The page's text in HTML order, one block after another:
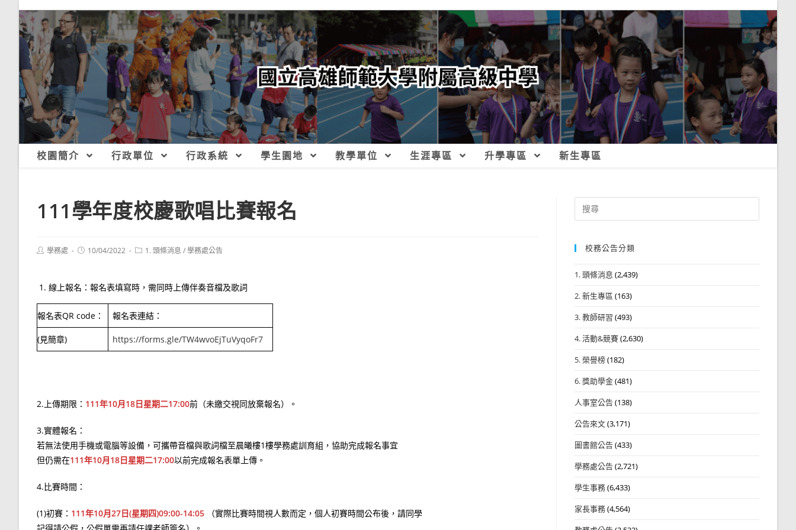
校園簡介 行政單位 行政系統 學生園地 教學單位 生涯專區 升學專區 新生專區
111學年度校慶歌唱比賽報名
Post學務處
Post10/04/2022
Post1. 頭條消息 /學務處公告
線上報名：報名表填寫時，需同時上傳伴奏音檔及歌詞
報名表QR code： 報名表連結：
(見簡章) https://forms.gle/TW4wvoEjTuVyqoFr7
2.上傳期限： 111年10月18日星期二17:00前（未繳交視同放棄報名）。
3.實體報名：
若無法使用手機或電腦等設備，可攜帶音檔與歌詞檔至晨曦樓1樓學務處訓育組，協助完成報名事宜
但仍需在111年10月18日星期二17:00以前完成報名表單上傳。
4.比賽時間：
(1)初賽： 111年10月27日(星期四)09:00-14:05 （實際比賽時間視人數而定，個人初賽時間公布後，請同學
Search
for:
校務公告分類
1. 頭條消息 (2,439)
2. 新生專區 (163)
3. 教師研習 (493)
4. 活動&競賽(2,630)
5. 榮譽榜(182)
6. 獎助學金(481)
人事室公告(138)
公告來文(3,171)
圖書館公告(433)
學務處公告(2,721)
學生事務(6,433)
家長事務(4,564)